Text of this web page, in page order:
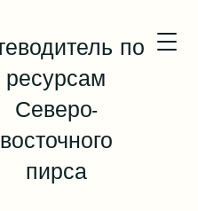
по
ресурсам
Северо-
восточного
пирса